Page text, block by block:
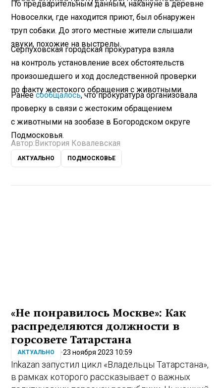
По предварительным данным, накануне в деревне
Новоселки, где находится приют, был обнаружен
труп собаки. До этого местные жители слышали
звуки, похожие на выстрелы.
Серпуховская городская прокуратура взяла
на контроль установление всех обстоятельств
произошедшего и ход доследственной проверки
по факту жестокого обращения с животными.
Ранеесообщалось, что прокуратура организовала
проверку в связи с жестоким обращением
с животными на зообазе в Богородском округе
Подмосковья.
Автор: Виктория Ковалевская
АКТУАЛЬНО ПОДМОСКОВЬЕ
«Не понравилось Москве»: Как
распределяются должности в
горсовете Татарстана
АКТУАЛЬНО 23 ноября 2023 10:59
Inkazan запустил цикл «Владельцы Татарстана»,
в рамках которого рассказывает о важных